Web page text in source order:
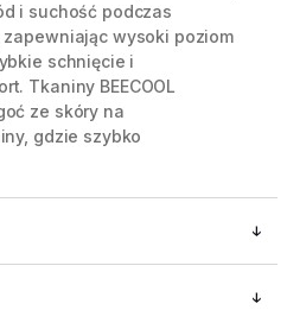
i suchość podczas
wysoki poziom
schnięcie i
Tkaniny BEECOOL
ze skóry na
gdzie szybko